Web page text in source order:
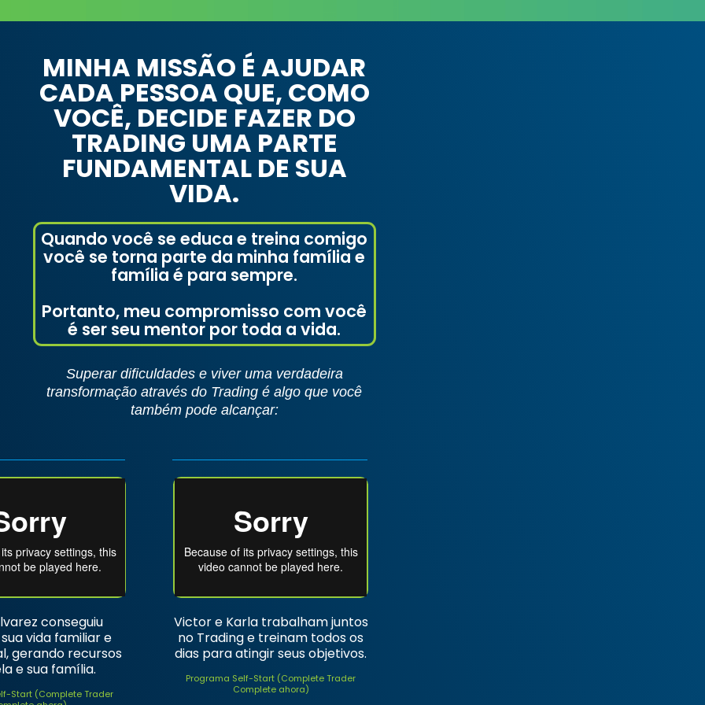
MINHA MISSÃO É AJUDAR
CADA PESSOA QUE, COMO
VOCÊ, DECIDE FAZER DO
TRADING UMA PARTE
FUNDAMENTAL DE SUA
VIDA.
Quando você se educa e treina comigo
você se torna parte da minha família e
família é para sempre.
Portanto, meu compromisso com você
é ser seu mentor por toda a vida.
Superar dificuldades e viver uma verdadeira
transformação através do Trading é algo que você
também pode alcançar:
conseguiu
vida familiar e
gerando recursos
e sua família.
Start (Complete Trader
Victor e Karla trabalham juntos
no Trading e treinam todos os
dias para atingir seus objetivos.
Programa Self-Start (Complete Trader
Complete ahora)